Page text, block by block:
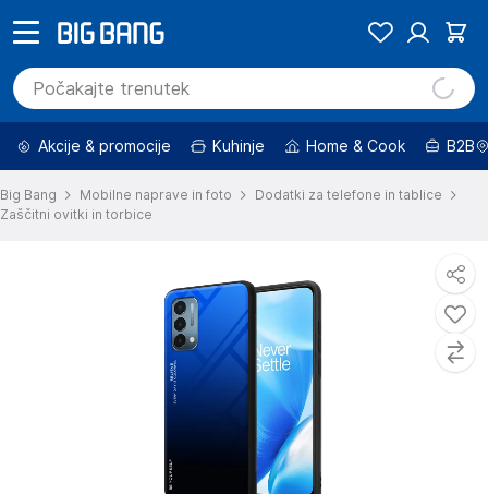
Akcije & promocije Kuhinje Home & Cook B2B
Big Bang Mobilne naprave in foto
Dodatki za telefone in tablice
Zaščitni ovitki in torbice